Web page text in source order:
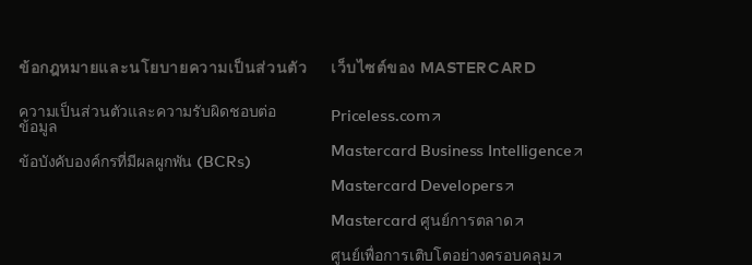
ข้อกฎหมายและนโยบายความเป็นส่วนตัว
ความเป็นส่วนตัวและความรับผิดชอบต่อ
ข้อมูล
ข้อบังคับองค์กรที่มีผลผูกพัน (BCRs)
เว็บไซต์ของ MASTERCARD
Priceless.com opens in a new tab
Mastercard Business Intelligenceopens in a new tab
Mastercard Developersopens in a new tab
Mastercard ศูนย์การตลาด opens in a new tab
ศูนย์เพื่อการเติบโตอย่างครอบคลุมopens in a new tab